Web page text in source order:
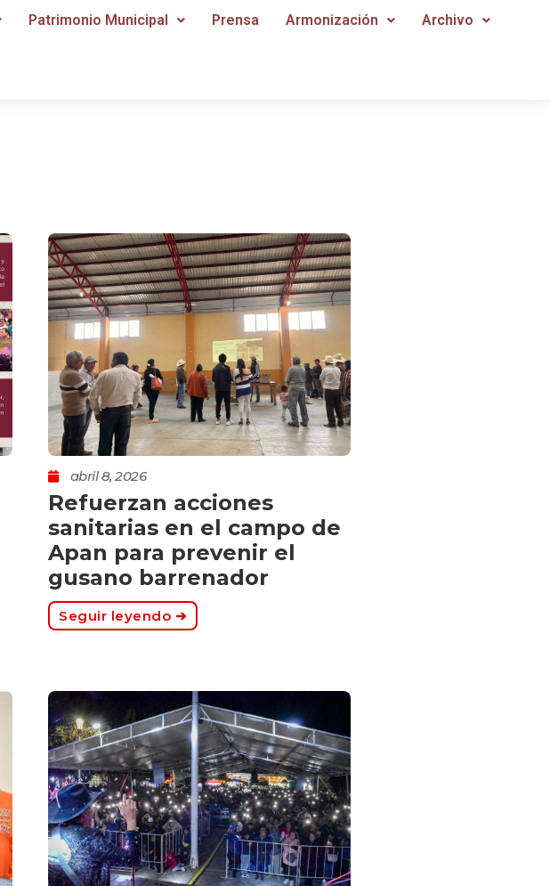
Patrimonio Municipal Prensa Armonización Archivo
abril 8, 2026
Refuerzan acciones
sanitarias en el campo de
Apan para prevenir el
gusano barrenador
Seguir leyendo ➔